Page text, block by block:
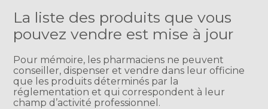
La liste des produits que vous
pouvez vendre est mise à jour
Pour mémoire, les pharmaciens ne peuvent
conseiller, dispenser et vendre dans leur officine
que les produits déterminés par la
réglementation et qui correspondent à leur
champ d’activité professionnel.